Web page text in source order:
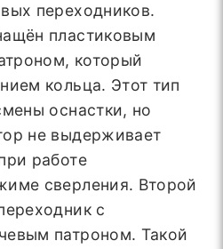
переходников.
пластиковым
который
кольца. Этот тип
оснастки, но
не выдерживает
работе
сверления. Второй
с
патроном. Такой